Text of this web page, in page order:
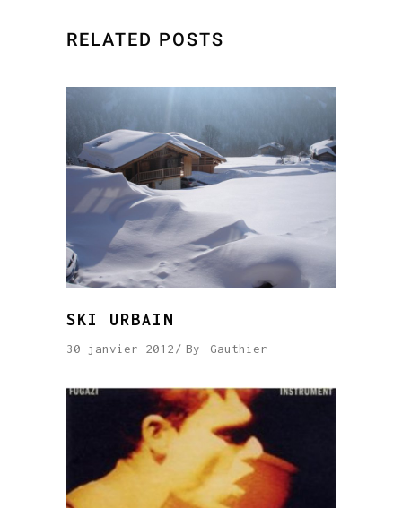
RELATED POSTS
SKI URBAIN
30 janvier 2012 By Gauthier